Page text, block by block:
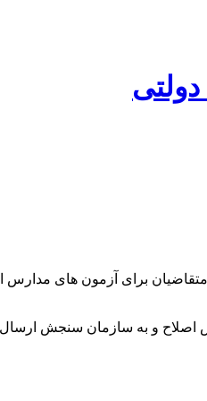
برای آزمون های مدارس
اصلاح و به سازمان سنجش ارسال